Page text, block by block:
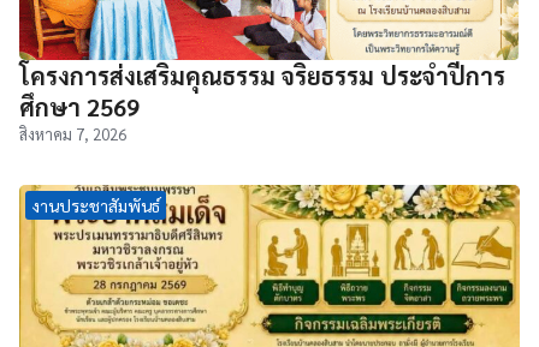
โครงการส่งเสริมคุณธรรม จริยธรรม ประจำปีการ
ศึกษา 2569
สิงหาคม 7, 2026
งานประชาสัมพันธ์